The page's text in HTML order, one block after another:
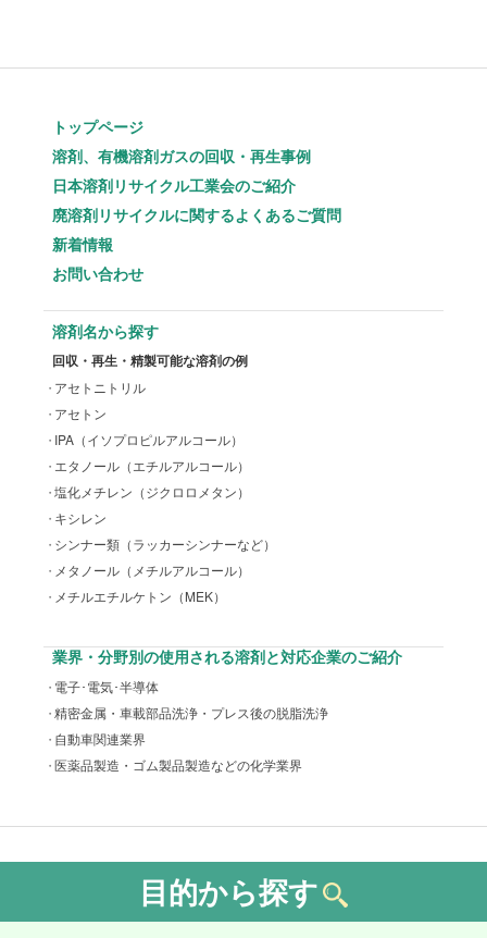
トップページ
溶剤、有機溶剤ガスの回収・再生事例
日本溶剤リサイクル工業会のご紹介
廃溶剤リサイクルに関するよくあるご質問
新着情報
お問い合わせ
溶剤名から探す
回収・再生・精製可能な溶剤の例
アセトニトリル
アセトン
IPA（イソプロピルアルコール）
エタノール（エチルアルコール）
塩化メチレン（ジクロロメタン）
キシレン
シンナー類（ラッカーシンナーなど）
メタノール（メチルアルコール）
メチルエチルケトン（MEK）
業界・分野別の使用される溶剤と対応企業のご紹介
電子･電気･半導体
精密金属・車載部品洗浄・プレス後の脱脂洗浄
自動車関連業界
医薬品製造・ゴム製品製造などの化学業界
目的から探す